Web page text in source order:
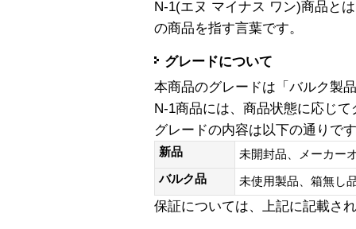
N-1(エヌ マイナス ワン)商品と
の商品を指す言葉です。
グレードについて
本商品のグレードは「バルク製
N-1商品には、商品状態に応じ
グレードの内容は以下の通りで
新品
未開封品、メーカー
バルク品
未使用製品、箱無
保証については、上記に記載さ